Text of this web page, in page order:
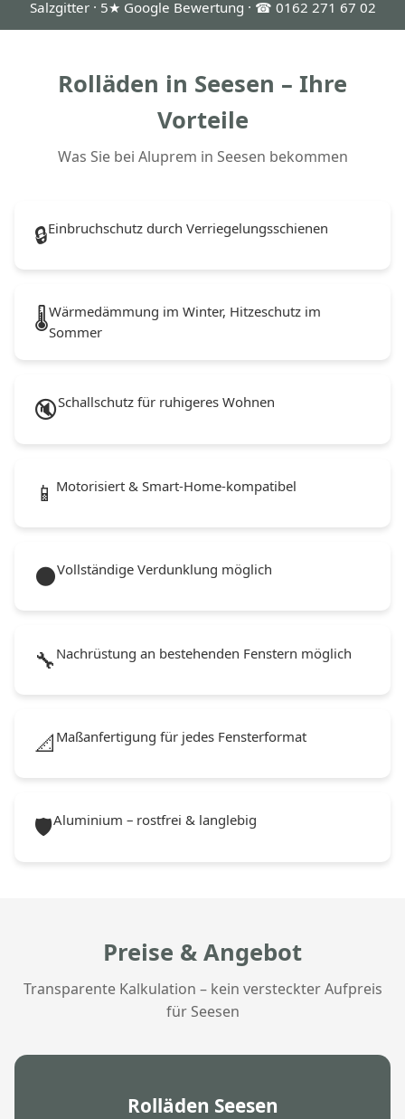
Salzgitter · 5★ Google Bewertung · ☎ 0162 271 67 02
Rolläden in Seesen – Ihre
Vorteile
Was Sie bei Aluprem in Seesen bekommen
🔒Einbruchschutz durch Verriegelungsschienen
🌡️Wärmedämmung im Winter, Hitzeschutz im
Sommer
🔇Schallschutz für ruhigeres Wohnen
📱 Motorisiert & Smart-Home-kompatibel
🌑Vollständige Verdunklung möglich
🔧 Nachrüstung an bestehenden Fenstern möglich
📐 Maßanfertigung für jedes Fensterformat
🛡️Aluminium – rostfrei & langlebig
Preise & Angebot
Transparente Kalkulation – kein versteckter Aufpreis
für Seesen
Rolläden Seesen